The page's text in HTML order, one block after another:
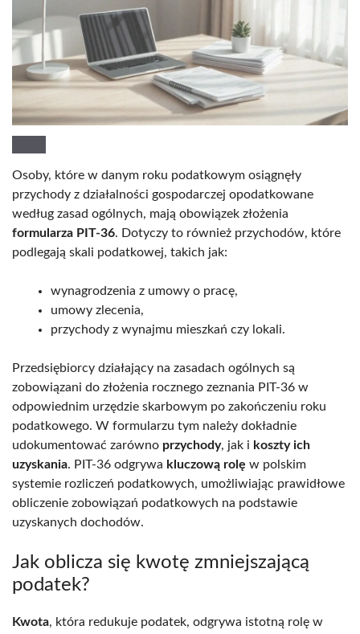
Osoby, które w danym roku podatkowym osiągnęły
przychody z działalności gospodarczej opodatkowane
według zasad ogólnych, mają obowiązek złożenia
formularza PIT-36. Dotyczy to również przychodów, które
podlegają skali podatkowej, takich jak:
wynagrodzenia z umowy o pracę,
umowy zlecenia,
przychody z wynajmu mieszkań czy lokali.
Przedsiębiorcy działający na zasadach ogólnych są
zobowiązani do złożenia rocznego zeznania PIT-36 w
odpowiednim urzędzie skarbowym po zakończeniu roku
podatkowego. W formularzu tym należy dokładnie
udokumentować zarówno przychody, jak i koszty ich
uzyskania. PIT-36 odgrywa kluczową rolę w polskim
systemie rozliczeń podatkowych, umożliwiając prawidłowe
obliczenie zobowiązań podatkowych na podstawie
uzyskanych dochodów.
Jak oblicza się kwotę zmniejszającą
podatek?
Kwota, która redukuje podatek, odgrywa istotną rolę w